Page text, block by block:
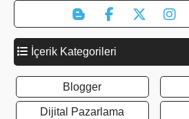
İçerik Kategorileri
Blogger
Dijital Pazarlama